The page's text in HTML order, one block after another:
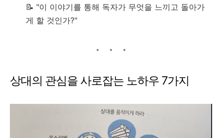
📝 "이 이야기를 통해 독자가 무엇을 느끼고 돌아가
게 할 것인가?"
상대의 관심을 사로잡는 노하우 7가지